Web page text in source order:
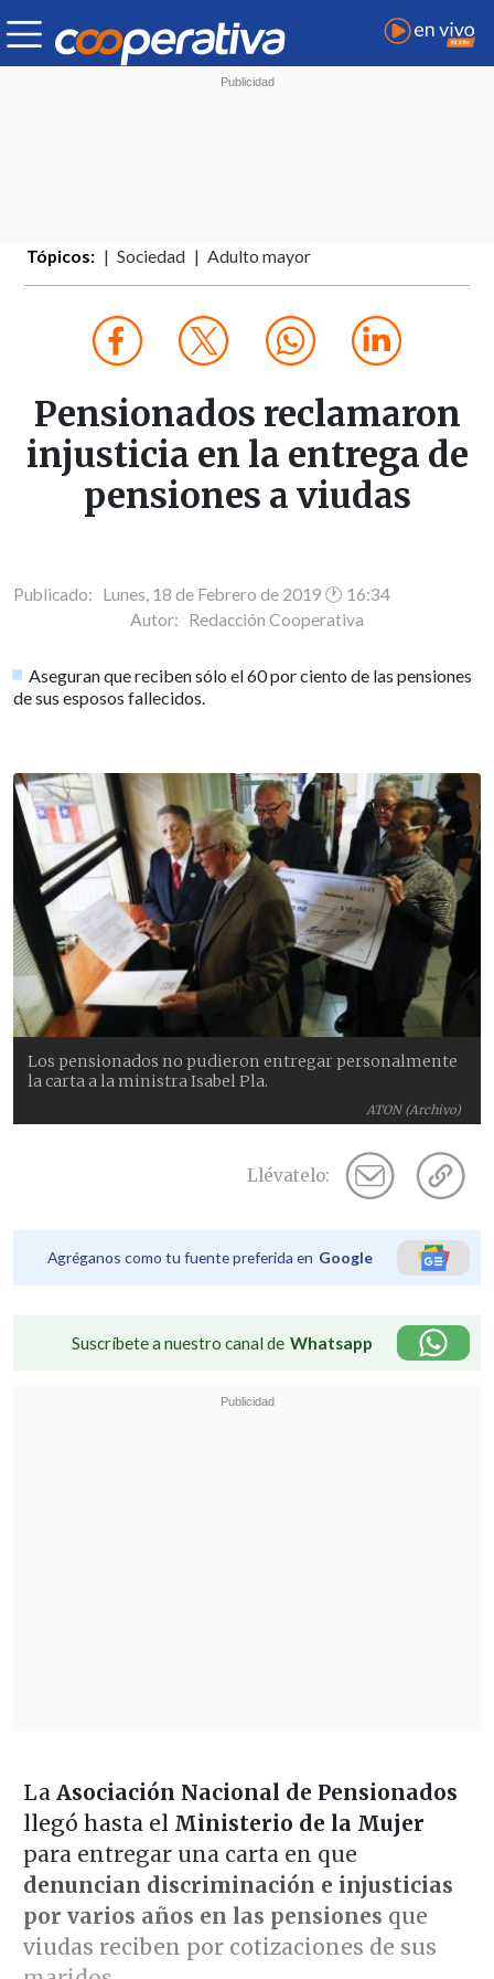
Tópicos: Sociedad Adulto mayor
Pensionados reclamaron
injusticia en la entrega de
pensiones a viudas
Publicado: Lunes, 18 de Febrero de 2019 🕐 16:34
Autor: Redacción Cooperativa
Aseguran que reciben sólo el 60 por ciento de las pensiones
de sus esposos fallecidos.
ATON (Archivo)
Los pensionados no pudieron entregar personalmente
la carta a la ministra Isabel Pla.
Llévatelo:
Agréganos como tu fuente preferida en Google
Suscríbete a nuestro canal de Whatsapp
La Asociación Nacional de Pensionados
llegó hasta el Ministerio de la Mujer
para entregar una carta en que
denuncian discriminación e injusticias
por varios años en las pensiones que
viudas reciben por cotizaciones de sus